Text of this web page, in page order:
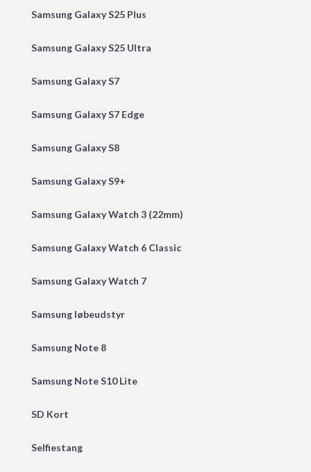
Samsung Galaxy S25 Plus
Samsung Galaxy S25 Ultra
Samsung Galaxy S7
Samsung Galaxy S7 Edge
Samsung Galaxy S8
Samsung Galaxy S9+
Samsung Galaxy Watch 3 (22mm)
Samsung Galaxy Watch 6 Classic
Samsung Galaxy Watch 7
Samsung løbeudstyr
Samsung Note 8
Samsung Note S10 Lite
SD Kort
Selfiestang